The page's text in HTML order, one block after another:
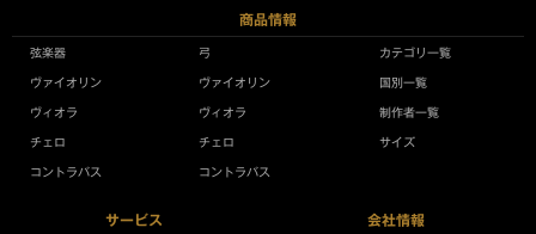
商品情報
弦楽器
ヴァイオリン
ヴィオラ
チェロ
コントラバス
弓
ヴァイオリン
ヴィオラ
チェロ
コントラバス
カテゴリ一覧
国別一覧
制作者一覧
サイズ
サービス 会社情報